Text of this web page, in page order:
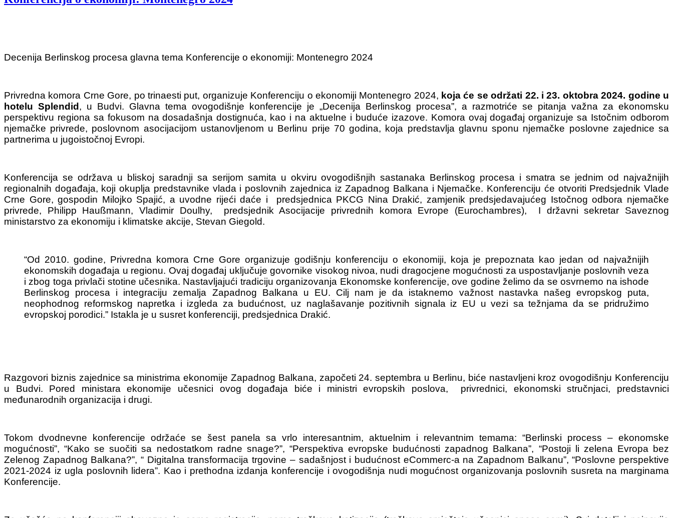
Decenija Berlinskog procesa glavna tema Konferencije o ekonomiji: Montenegro 2024
Privredna komora Crne Gore, po trinaesti put, organizuje Konferenciju o ekonomiji Montenegro 2024, koja će se održati 22. i 23. oktobra 2024. godine u
hotelu Splendid, u Budvi. Glavna tema ovogodišnje konferencije je „Decenija Berlinskog procesa”, a razmotriće se pitanja važna za ekonomsku
perspektivu regiona sa fokusom na dosadašnja dostignuća, kao i na aktuelne i buduće izazove. Komora ovaj događaj organizuje sa Istočnim odborom
njemačke privrede, poslovnom asocijacijom ustanovljenom u Berlinu prije 70 godina, koja predstavlja glavnu sponu njemačke poslovne zajednice sa
partnerima u jugoistočnoj Evropi.
Konferencija se održava u bliskoj saradnji sa serijom samita u okviru ovogodišnjih sastanaka Berlinskog procesa i smatra se jednim od najvažnijih
regionalnih događaja, koji okuplja predstavnike vlada i poslovnih zajednica iz Zapadnog Balkana i Njemačke. Konferenciju će otvoriti Predsjednik Vlade
Crne Gore, gospodin Milojko Spajić, a uvodne rijeći daće i predsjednica PKCG Nina Drakić, zamjenik predsjedavajućeg Istočnog odbora njemačke
privrede, Philipp Haußmann, Vladimir Doulhy, predsjednik Asocijacije privrednih komora Evrope (Eurochambres), I državni sekretar Saveznog
ministarstvo za ekonomiju i klimatske akcije, Stevan Giegold.
“Od 2010. godine, Privredna komora Crne Gore organizuje godišnju konferenciju o ekonomiji, koja je prepoznata kao jedan od najvažnijih
ekonomskih događaja u regionu. Ovaj događaj uključuje govornike visokog nivoa, nudi dragocjene mogućnosti za uspostavljanje poslovnih veza
i zbog toga privlači stotine učesnika. Nastavljajući tradiciju organizovanja Ekonomske konferencije, ove godine želimo da se osvrnemo na ishode
Berlinskog procesa i integraciju zemalja Zapadnog Balkana u EU. Cilj nam je da istaknemo važnost nastavka našeg evropskog puta,
neophodnog reformskog napretka i izgleda za budućnost, uz naglašavanje pozitivnih signala iz EU u vezi sa težnjama da se pridružimo
evropskoj porodici.” Istakla je u susret konferenciji, predsjednica Drakić.
Razgovori biznis zajednice sa ministrima ekonomije Zapadnog Balkana, započeti 24. septembra u Berlinu, biće nastavljeni kroz ovogodišnju Konferenciju
u Budvi. Pored ministara ekonomije učesnici ovog događaja biće i ministri evropskih poslova, privrednici, ekonomski stručnjaci, predstavnici
međunarodnih organizacija i drugi.
Tokom dvodnevne konferencije održaće se šest panela sa vrlo interesantnim, aktuelnim i relevantnim temama: “Berlinski process – ekonomske
mogućnosti”, “Kako se suočiti sa nedostatkom radne snage?”, “Perspektiva evropske budućnosti zapadnog Balkana”, “Postoji li zelena Evropa bez
Zelenog Zapadnog Balkana?”, “ Digitalna transformacija trgovine – sadašnjost i budućnost eCommerc-a na Zapadnom Balkanu”, “Poslovne perspektive
2021-2024 iz ugla poslovnih lidera”. Kao i prethodna izdanja konferencije i ovogodišnja nudi mogućnost organizovanja poslovnih susreta na marginama
Konferencije.